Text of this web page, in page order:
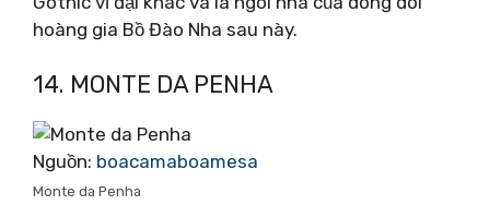
hoàng gia Bồ Đào Nha sau này.
14. MONTE DA PENHA
Nguồn: boacamaboamesa
Monte da Penha